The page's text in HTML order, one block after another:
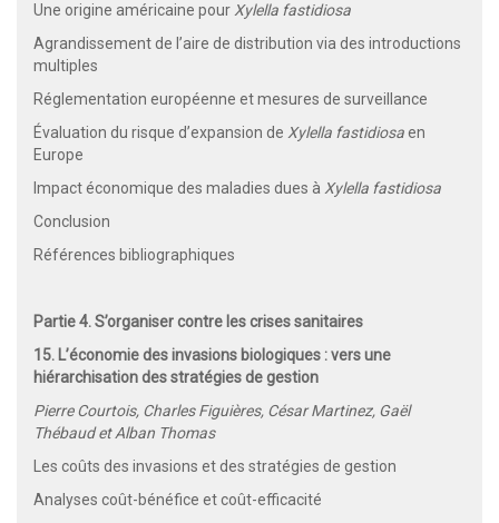
Une origine américaine pourXylella fastidiosa
Agrandissement de l’aire de distribution via des introductions
multiples
Réglementation européenne et mesures de surveillance
Évaluation du risque d’expansion de Xylella fastidiosaen
Europe
Impact économique des maladies dues àXylella fastidiosa
Conclusion
Références bibliographiques
Partie 4. S’organiser contre les crises sanitaires
15. L’économie des invasions biologiques : vers une
hiérarchisation des stratégies de gestion
Pierre Courtois, Charles Figuières, César Martinez, Gaël
Thébaud et Alban Thomas
Les coûts des invasions et des stratégies de gestion
Analyses coût-bénéfice et coût-efficacité